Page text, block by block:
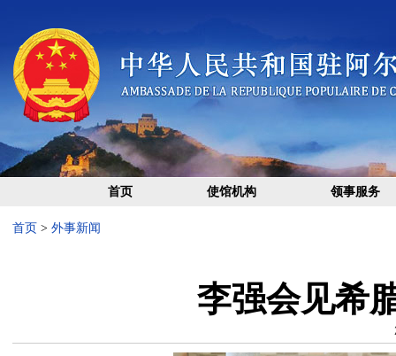
首页 使馆机构 领事服务
首页 > 外事新闻
李强会见希